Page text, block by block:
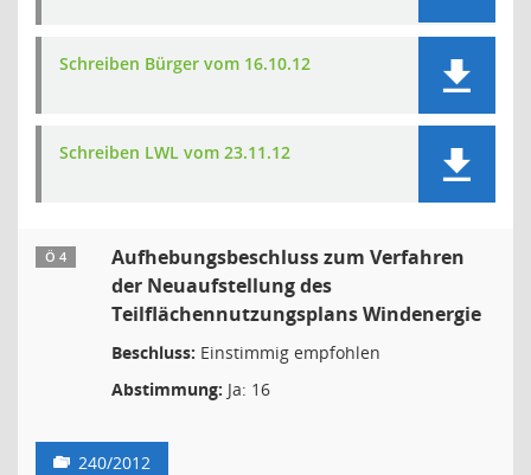
Schreiben Bürger vom 16.10.12
Schreiben LWL vom 23.11.12
Ö 4
Aufhebungsbeschluss zum Verfahren
der Neuaufstellung des
Teilflächennutzungsplans Windenergie
Beschluss: Einstimmig empfohlen
Abstimmung: Ja: 16
240/2012